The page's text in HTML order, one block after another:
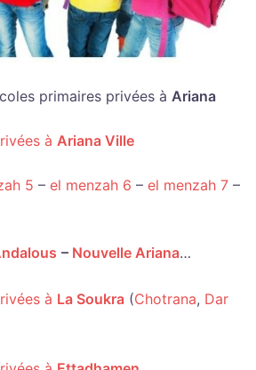
primaires privées à Ariana
à Ariana Ville
5 – el menzah 6 – el menzah 7 –
– Nouvelle Ariana…
à La Soukra (Chotrana, Dar